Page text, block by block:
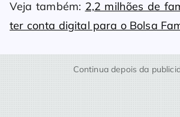
Veja também: 2,2 milhões de
ter conta digital para o Bolsa
Continua depois da